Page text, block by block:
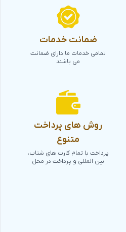
ضمانت خدمات
تمامی خدمات ما دارای ضمانت
می باشند
روش های پرداخت
متنوع
پرداخت با تمام کارت های شتاب،
بین المللی و پرداخت در محل